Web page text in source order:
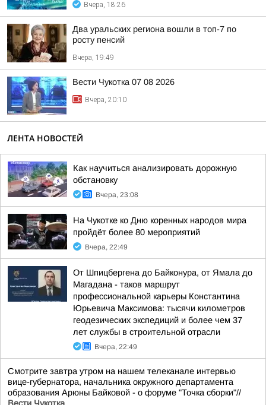
Вчера, 18:26
Два уральских региона вошли в топ-7 по
росту пенсий
Вчера, 19:49
Вести Чукотка 07 08 2026
Вчера, 20:10
ЛЕНТА НОВОСТЕЙ
Как научиться анализировать дорожную
обстановку
Вчера, 23:08
На Чукотке ко Дню коренных народов мира
пройдёт более 80 мероприятий
Вчера, 22:49
От Шпицбергена до Байконура, от Ямала до
Магадана - таков маршрут
профессиональной карьеры Константина
Юрьевича Максимова: тысячи километров
геодезических экспедиций и более чем 37
лет службы в строительной отрасли
Вчера, 22:49
Смотрите завтра утром на нашем телеканале интервью
вице-губернатора, начальника окружного департамента
образования Арюны Байковой - о форуме "Точка сборки"//